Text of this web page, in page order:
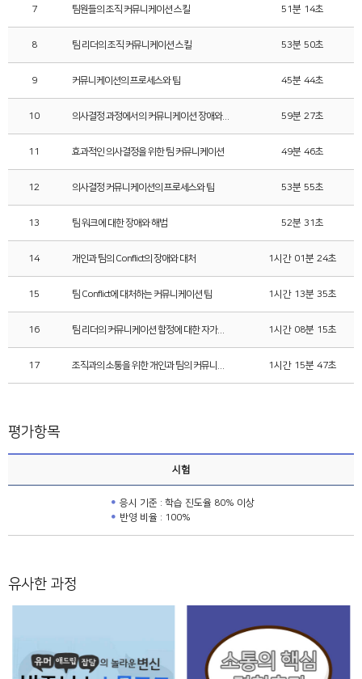
7 팀원들의 조직 커뮤니케이션 스킬 51분 14초
8 팀 리더의 조직 커뮤니케이션 스킬 53분 50초
9 커뮤니케이션의 프로세스와 팁 45분 44초
10 의사결정 과정에서의 커뮤니케이션 장애와 함정 59분 27초
11 효과적인 의사결정을 위한 팀 커뮤니케이션 49분 46초
12 의사결정 커뮤니케이션의 프로세스와 팁 53분 55초
13 팀 워크에 대한 장애와 해법 52분 31초
14 개인과 팀의 Conflict의 장애와 대처 1시간 01분 24초
15 팀 Conflict에 대처하는 커뮤니케이션 팁 1시간 13분 35초
16 팀 리더의 커뮤니케이션 함정에 대한 자가진단과 대처 1시간 08분 15초
17 1시간 15분 47초
평가항목
시험
응시 기준 : 학습 진도율 80% 이상
반영 비율 : 100%
유사한 과정